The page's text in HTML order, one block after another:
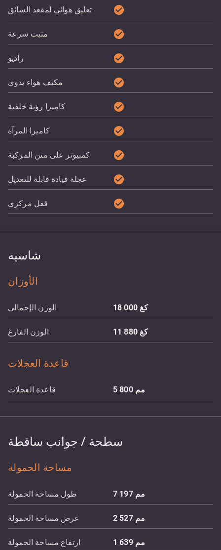
تعليق هوائي لمقعد السائق check_circle
مثبت سرعة check_circle
راديو check_circle
مكيف هواء يدوي check_circle
كاميرا رؤية خلفية check_circle
كاميرا المرآة check_circle
كمبيوتر على متن المركبة check_circle
عجلة قيادة قابلة للتعديل check_circle
قفل مركزي check_circle
شاسيه
الأوزان
الوزن الإجمالي 18 000 كغ
الوزن الفارغ 11 880 كغ
قاعدة العجلات
قاعدة العجلات 5 800 مم
سطحة / جوانب ساقطة
مساحة الحمولة
طول مساحة الحمولة 7 197 مم
عرض مساحة الحمولة 2 527 مم
ارتفاع مساحة الحمولة 1 639 مم